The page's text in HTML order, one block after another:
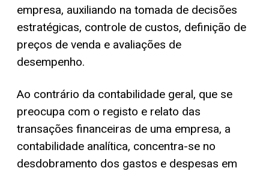
empresa, auxiliando na tomada de decisões
estratégicas, controle de custos, definição de
preços de venda e avaliações de
desempenho.
Ao contrário da contabilidade geral, que se
preocupa com o registo e relato das
transações financeiras de uma empresa, a
contabilidade analítica, concentra-se no
desdobramento dos gastos e despesas em